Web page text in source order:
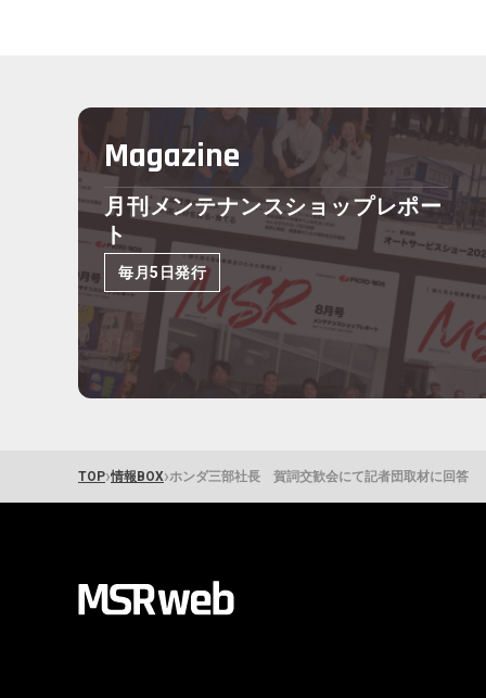
Magazine
月刊メンテナンスショップレポー
ト
毎月5日発行
TOP›情報BOX›ホンダ三部社長 賀詞交歓会にて記者団取材に回答